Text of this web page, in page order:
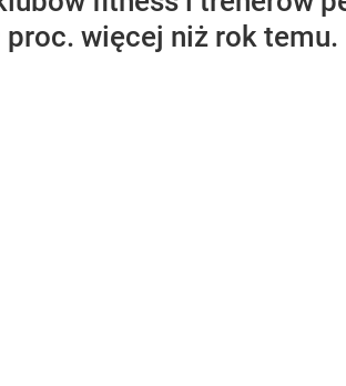
proc. więcej niż rok temu.